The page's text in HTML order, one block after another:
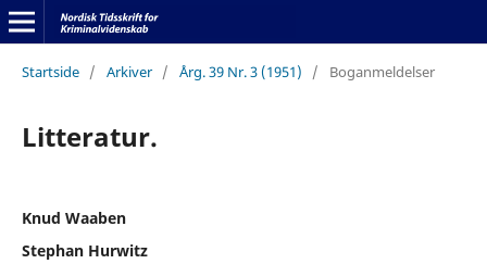
Startside / Arkiver / Årg. 39 Nr. 3 (1951) / Boganmeldelser
Litteratur.
Knud Waaben
Stephan Hurwitz